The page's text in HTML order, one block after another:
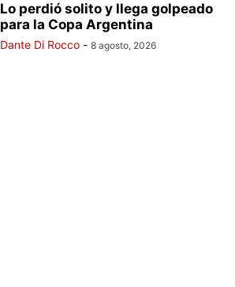
Lo perdió solito y llega golpeado
para la Copa Argentina
Dante Di Rocco - 8 agosto, 2026